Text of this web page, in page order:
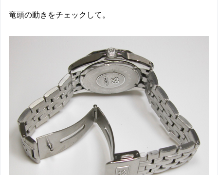
竜頭の動きをチェックして。